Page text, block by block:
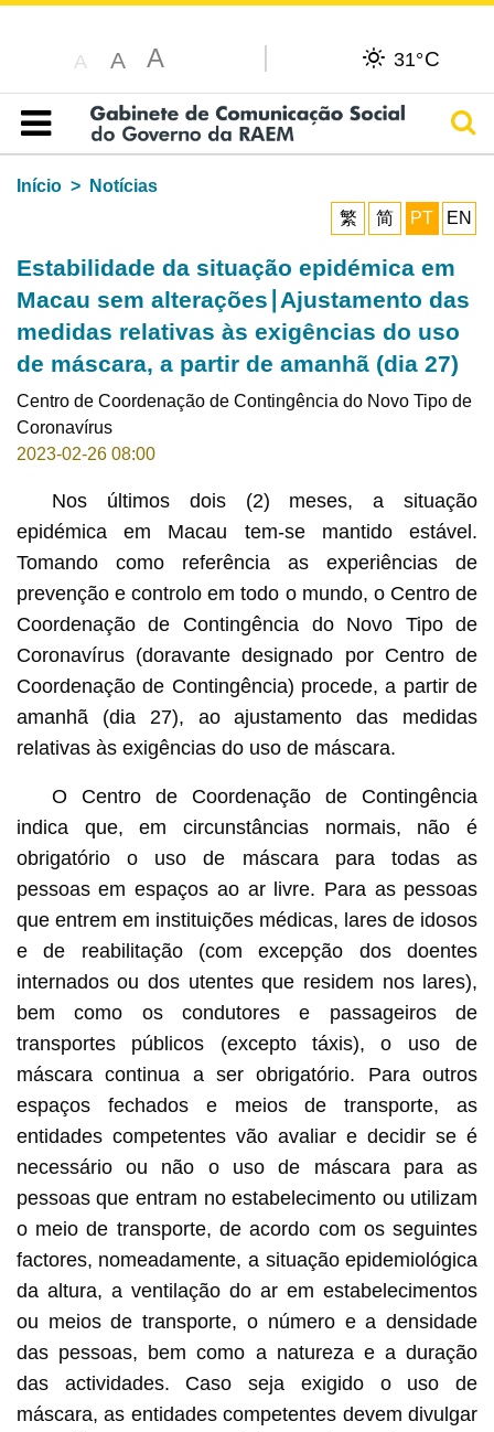
A A A 31°C
Índice
Início
Notícias
繁
简 PT EN
Estabilidade da situação epidémica em
Macau sem alterações∣Ajustamento das
medidas relativas às exigências do uso
de máscara, a partir de amanhã (dia 27)
Centro de Coordenação de Contingência do Novo Tipo de
Coronavírus
2023-02-26 08:00
Nos últimos dois (2) meses, a situação
epidémica em Macau tem-se mantido estável.
Tomando como referência as experiências de
prevenção e controlo em todo o mundo, o Centro de
Coordenação de Contingência do Novo Tipo de
Coronavírus (doravante designado por Centro de
Coordenação de Contingência) procede, a partir de
amanhã (dia 27), ao ajustamento das medidas
relativas às exigências do uso de máscara.
O Centro de Coordenação de Contingência
indica que, em circunstâncias normais, não é
obrigatório o uso de máscara para todas as
pessoas em espaços ao ar livre. Para as pessoas
que entrem em instituições médicas, lares de idosos
e de reabilitação (com excepção dos doentes
internados ou dos utentes que residem nos lares),
bem como os condutores e passageiros de
transportes públicos (excepto táxis), o uso de
máscara continua a ser obrigatório. Para outros
espaços fechados e meios de transporte, as
entidades competentes vão avaliar e decidir se é
necessário ou não o uso de máscara para as
pessoas que entram no estabelecimento ou utilizam
o meio de transporte, de acordo com os seguintes
factores, nomeadamente, a situação epidemiológica
da altura, a ventilação do ar em estabelecimentos
ou meios de transporte, o número e a densidade
das pessoas, bem como a natureza e a duração
das actividades. Caso seja exigido o uso de
máscara, as entidades competentes devem divulgar